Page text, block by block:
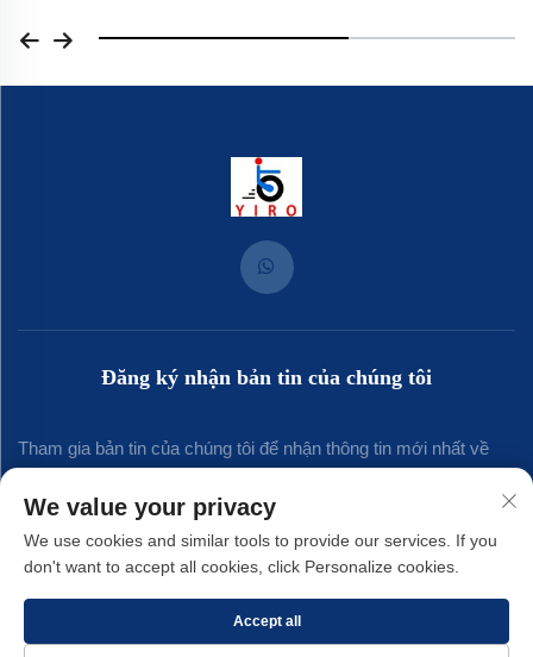
Đăng ký nhận bản tin của chúng tôi
Tham gia bản tin của chúng tôi để nhận thông tin mới nhất về
Đăng ký
We value your privacy
We use cookies and similar tools to provide our services. If you
don't want to accept all cookies, click Personalize cookies.
Accept all